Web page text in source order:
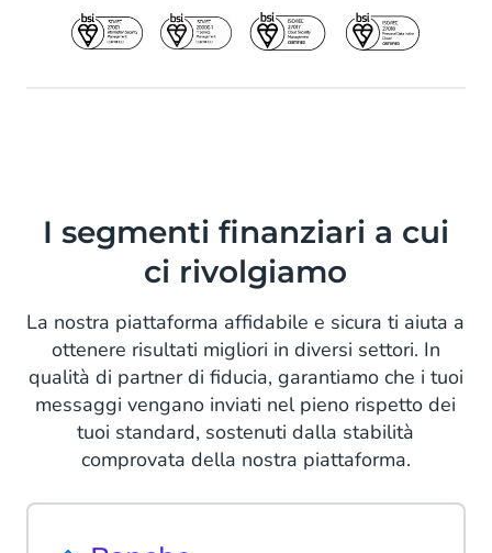
I segmenti finanziari a cui
ci rivolgiamo
La nostra piattaforma affidabile e sicura ti aiuta a
ottenere risultati migliori in diversi settori. In
qualità di partner di fiducia, garantiamo che i tuoi
messaggi vengano inviati nel pieno rispetto dei
tuoi standard, sostenuti dalla stabilità
comprovata della nostra piattaforma.